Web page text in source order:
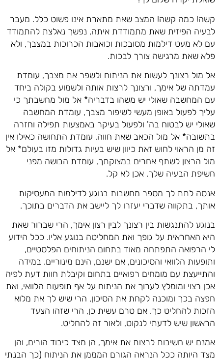
קשה! כמה קשה! המצב שאת מתארת אינו פשוט כלל. מעבר
לבעיה הפיזית שאת מתמודדת איתה, נפשך נאלצת להתמודד
עם לא מעט דילמות מסובכות וכואבות הכרוכות במצבך, ולא
פלא שאת מרגישה צורך לבכות.
אל מול רצונך לעשות את הניתוח ולשפר את מצבך, עומדת
עמדתה של אימך, ורצונך לרצות אותה ולשמוע בקולה ביחד
עם המחשבה שאולי יש משהו בדבריה* אל מול מחשבתך כי
עליך לפעול באופן מעשי לשיפור מצבך, עומדת המחשבה
שאולי יש לבטוח בה' ולפעול בעיקר באמצעות תפילה וחזרה
בתשובה* אל מול הכאב שאת חווה, עומדת התחושה כאילו אין
זה מן הראוי לחוש זאת כיוון שיש בעיות גדולות מזו בעולם* אל
מול הרצון לשתף אחרים במצוקתך, עומדת הבושה מפני
חשיפת הבעיה שלך. אכן לא קל.
אנסה לתת לך מספר מחשבות בנוגע לדילמות המעסיקות
אותך, בתקווה שדברי יעזרו לך ליישב את הדברים בתוכך.
בנוגע להתנגשות בין רצונך לבין רצון אימך, הרי שברור שאת
היא האחראית על גופך ואת המחליטה בנוגע אליו. ככל הידוע
לי הרפואה התפתחה מאוד בתחום הניתוחים הפלסטיים,
ותופעות הלוואי והסיכונים, אם ישנם, הינם מינוריים. במידה
והתייעצת עם מומחים רפואיים בתחום וקיבלת חוות דעת לפיה
אכן רצוי ומומלץ לערוך את הניתוח על אף תופעות הלוואי, ואת
חפצה בכך ומוכנה לקחת את הסיכון, הרי שיש לך את מלוא
הזכות להחליט כך. אם טרם עשית כן, הרי שזהו הצעד
הראשון שיש לדעתי לנקוט, ולאור זה להחליט.
אמנם יש חשיבות לרצות את אימך, הן מצד כיבוד הורים, והן
מצד היותה ככל הנראה הגורם המממן את הניתוח (כך הבנתי